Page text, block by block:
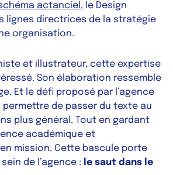
actanciel , le Design
lignes directrices de la stratégie
organisation.
et illustrateur, cette expertise
Son élaboration ressemble
Et le défi proposé par l’agence
de passer du texte au
plus général. Tout en gardant
académique et
mission. Cette bascule porte
de l’agence : le saut dans le